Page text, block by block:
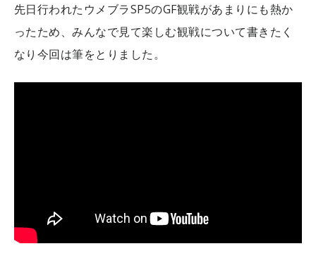
先日行われたウメブラSP5のGF観戦があまりにも熱か
ったため、みんなで見て楽しむ観戦について書きたく
なり今回は筆をとりました。